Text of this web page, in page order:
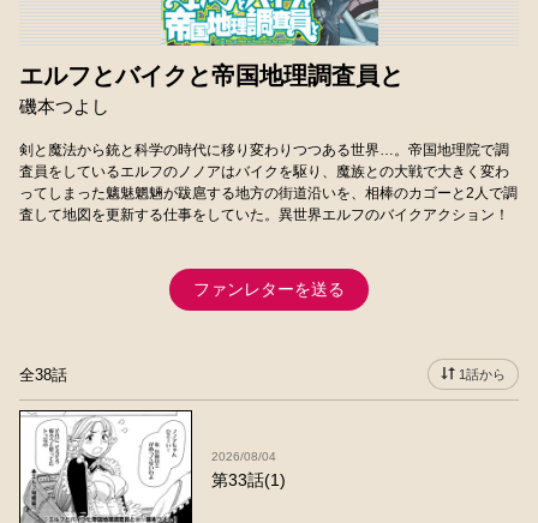
エルフとバイクと帝国地理調査員と
磯本つよし
剣と魔法から銃と科学の時代に移り変わりつつある世界…。帝国地理院で調
査員をしているエルフのノノアはバイクを駆り、魔族との大戦で大きく変わ
ってしまった魑魅魍魎が跋扈する地方の街道沿いを、相棒のカゴーと2人で調
査して地図を更新する仕事をしていた。異世界エルフのバイクアクション！
ファンレターを送る
全38話 1話から
2026/08/04
第33話(1)